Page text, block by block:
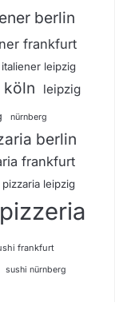
berlin
frankfurt
italiener leipzig
köln leipzig
nürnberg
berlin
frankfurt
pizzaria leipzig
pizzeria
frankfurt
sushi nürnberg